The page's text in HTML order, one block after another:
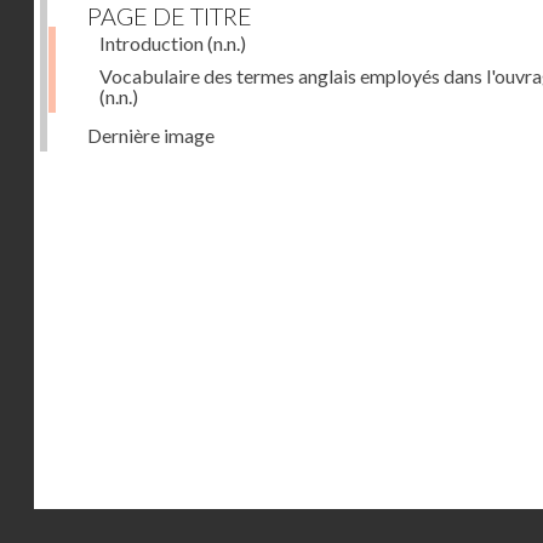
PAGE DE TITRE
Introduction(n.n.)
Vocabulaire des termes anglais employés dans
(n.n.)
Dernière image